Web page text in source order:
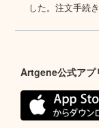
した。注文手続
Artgene公式アプ